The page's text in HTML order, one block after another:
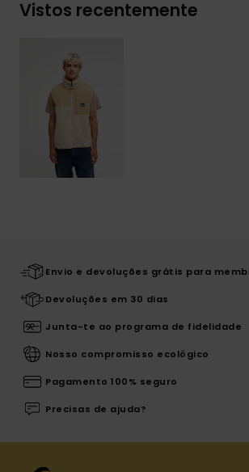
Vistos recentemente
Envio e devoluções grátis para
Devoluções em 30 dias
Junta-te ao programa de fidelidade
Nosso compromisso ecológico
Pagamento 100% seguro
Precisas de ajuda?